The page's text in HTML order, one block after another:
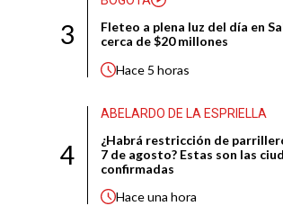
3
Fleteo a plena luz del día en
cerca de $20 millones
Hace 5 horas
4
ABELARDO DE LA ESPRIELLA
¿Habrá restricción de
7 de agosto? Estas son las
confirmadas
Haceuna hora